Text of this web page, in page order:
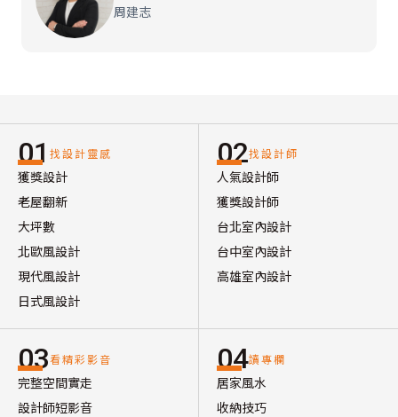
周建志
01 找設計靈感
獲獎設計
老屋翻新
大坪數
北歐風設計
現代風設計
日式風設計
02找設計師
人氣設計師
獲獎設計師
台北室內設計
台中室內設計
高雄室內設計
03看精彩影音
完整空間實走
設計師短影音
04讀專欄
居家風水
收納技巧